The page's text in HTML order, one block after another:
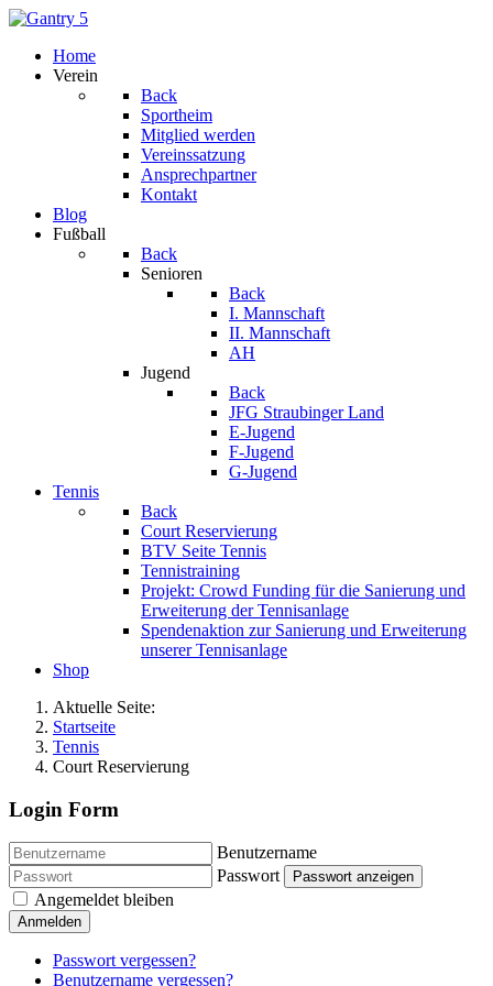
Home
Verein
Back
Sportheim
Mitglied werden
Vereinssatzung
Ansprechpartner
Kontakt
Blog
Fußball
Back
Senioren
Back
I. Mannschaft
II. Mannschaft
AH
Jugend
Back
JFG Straubinger Land
E-Jugend
F-Jugend
G-Jugend
Tennis
Back
Court Reservierung
BTV Seite Tennis
Tennistraining
Projekt: Crowd Funding für die Sanierung und
Erweiterung der Tennisanlage
Spendenaktion zur Sanierung und Erweiterung
unserer Tennisanlage
Shop
Aktuelle Seite:
Startseite
Tennis
Court Reservierung
Login Form
Benutzername
Passwort
Passwort anzeigen
Angemeldet bleiben
Anmelden
Passwort vergessen?
Benutzername vergessen?